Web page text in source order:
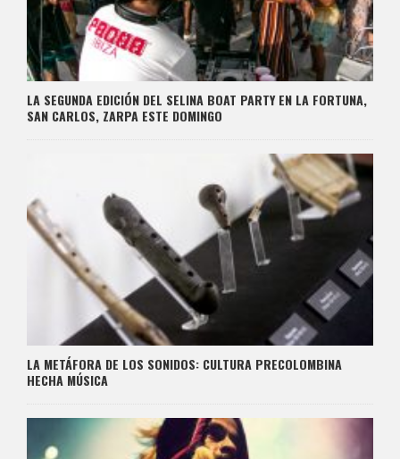
LA SEGUNDA EDICIÓN DEL SELINA BOAT PARTY EN LA FORTUNA,
SAN CARLOS, ZARPA ESTE DOMINGO
LA METÁFORA DE LOS SONIDOS: CULTURA PRECOLOMBINA
HECHA MÚSICA